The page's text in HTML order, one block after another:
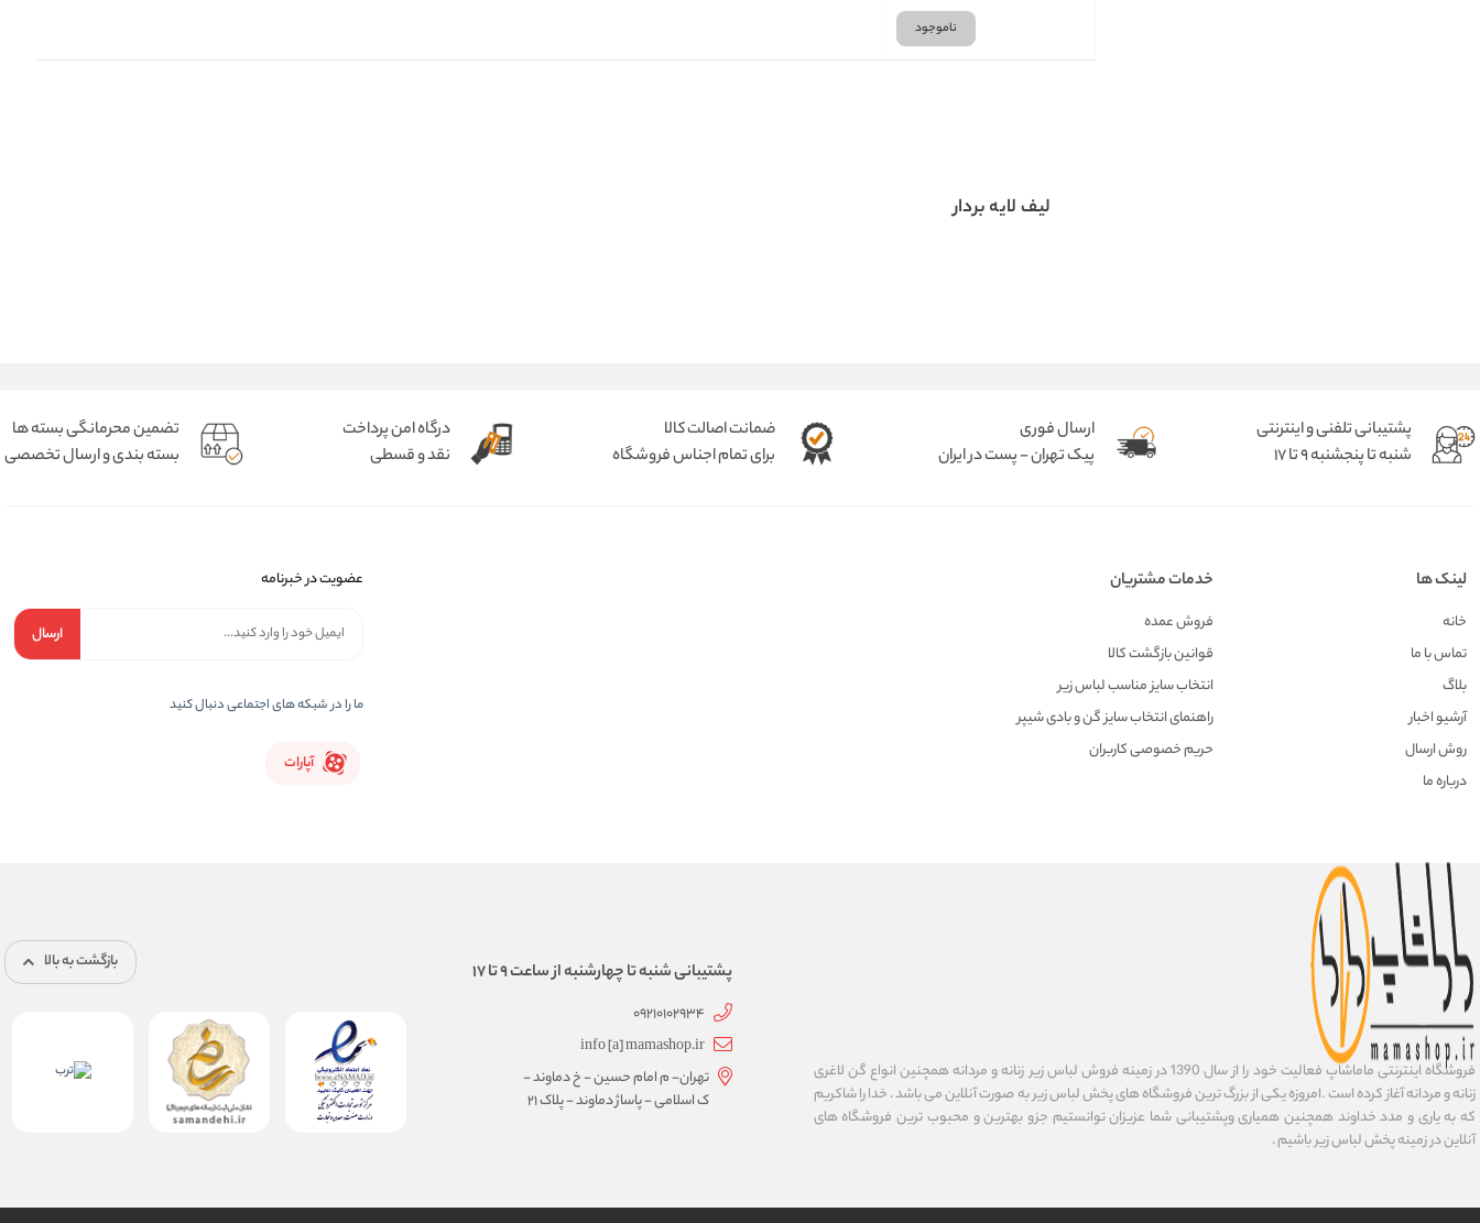
ناموجود
لیف لایه بردار
پشتیبانی تلفنی و اینترنتی
شنبه تا پنجشنبه 9 تا 17
ارسال فوری
پیک تهران - پست در ایران
ضمانت اصالت کالا
برای تمام اجناس فروشگاه
درگاه امن پرداخت
نقد و قسطی
تضمین محرمانگی بسته ها
بسته بندی و ارسال تخصصی
لینک ها
خانه
تماس با ما
بلاگ
آرشیو اخبار
روش ارسال
درباره ما
خدمات مشتریان
فروش عمده
قوانین بازگشت کالا
انتخاب سایز مناسب لباس زیر
راهنمای انتخاب سایز گن و بادی شیپر
حریم خصوصی کاربران
عضویت در خبرنامه
ارسال
ما را در شبکه های اجتماعی دنبال کنید
آپارات
فروشگاه اینترنتی ماماشاپ فعالیت خود را از سال 1390 در زمینه فروش لباس زیر زنانه و مردانه همچنین انواع گن لاغری
زنانه و مردانه آغاز کرده است .امروزه یکی از بزرگ ترین فروشگاه های پخش لباس زیر به صورت آنلاین می باشد . خدا را شاکریم
که به یاری و مدد خداوند همچنین همیاری وپشتیبانی شما عزیزان توانستیم جزو بهترین و محبوب ترین فروشگاه های
آنلاین در زمینه پخش لباس زیر باشیم .
پشتیبانی شنبه تا چهارشنبه از ساعت 9 تا 17
09210102934
info [a] mamashop.ir
تهران- م امام حسین - خ دماوند -
ک اسلامی - پاساژ دماوند - پلاک 21
بازگشت به بالا